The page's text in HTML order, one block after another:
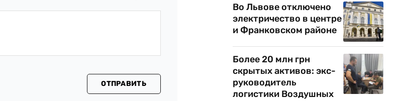
ОТПРАВИТЬ
Во Львове отключено
электричество в центре
и Франковском районе
Более 20 млн грн
скрытых активов: экс-
руководитель
логистики Воздушных